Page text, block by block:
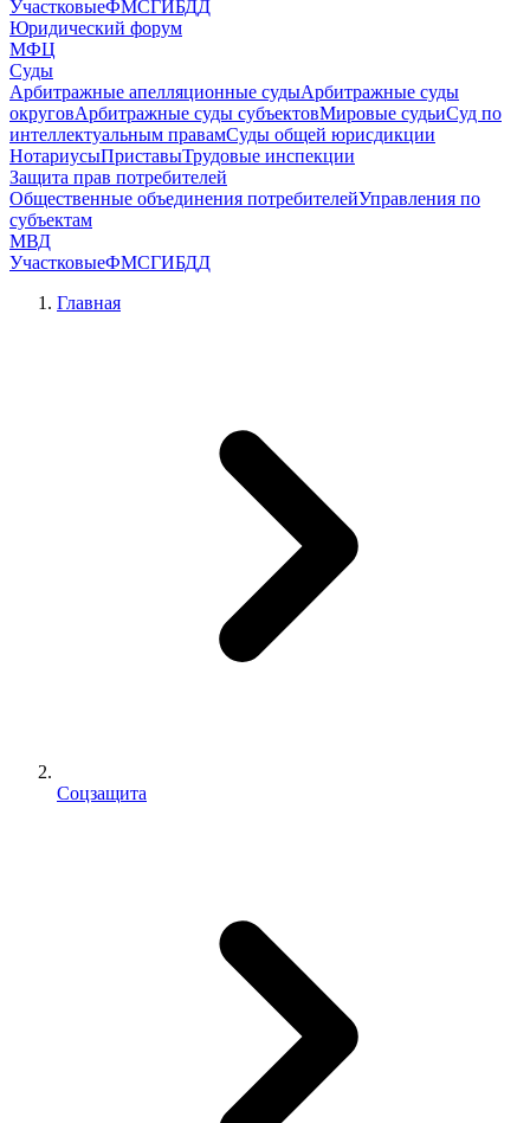
УчастковыеФМСГИБДД
Юридический форум
МФЦ
Суды
Арбитражные апелляционные судыАрбитражные суды
округовАрбитражные суды субъектовМировые судьиСуд по
интеллектуальным правамСуды общей юрисдикции
НотариусыПриставыТрудовые инспекции
Защита прав потребителей
Общественные объединения потребителейУправления по
субъектам
МВД
УчастковыеФМСГИБДД
Главная
Соцзащита